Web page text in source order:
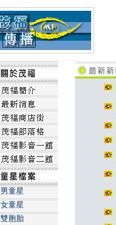
男童星
女童星
雙胞胎